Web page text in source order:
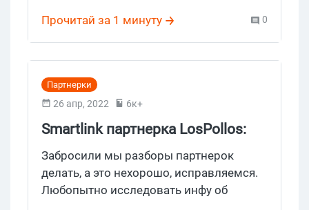
Прочитай за 1 минуту 0
Партнерки
26 апр, 2022 6к+
Smartlink партнерка LosPollos:
забудь про четкость Густаво
Фринга, тебя ждут низкие
ставки, затянутые выплаты, пара
Забросили мы разборы партнерок
делать, а это нехорошо, исправляемся.
Любопытно исследовать инфу об